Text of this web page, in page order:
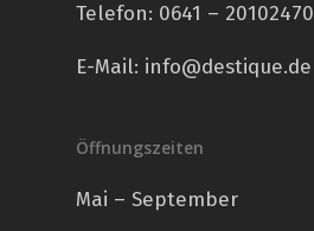
Telefon: 0641 – 20102470
E-Mail: info@destique.de
Öffnungszeiten
Mai – September